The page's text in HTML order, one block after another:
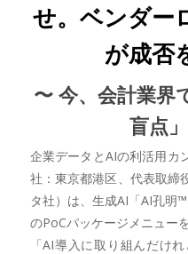
せ。ベンダー
が成否
〜 今、会計業界
盲点
企業データとAIの利活用カ
社：東京都港区、代表取
タ社）は、生成AI「AI孔明
のPoCパッケージメニュー
「AI導入に取り組んだけ